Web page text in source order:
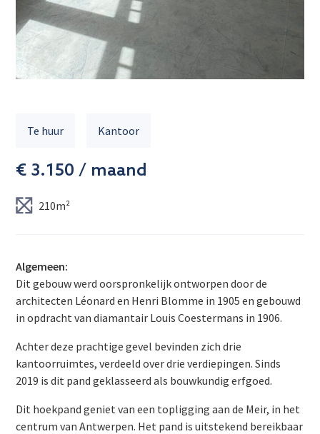
Te huur Kantoor
€ 3.150 / maand
210m²
Algemeen:
Dit gebouw werd oorspronkelijk ontworpen door de
architecten Léonard en Henri Blomme in 1905 en gebouwd
in opdracht van diamantair Louis Coestermans in 1906.
Achter deze prachtige gevel bevinden zich drie
kantoorruimtes, verdeeld over drie verdiepingen. Sinds
2019 is dit pand geklasseerd als bouwkundig erfgoed.
Dit hoekpand geniet van een topligging aan de Meir, in het
centrum van Antwerpen. Het pand is uitstekend bereikbaar